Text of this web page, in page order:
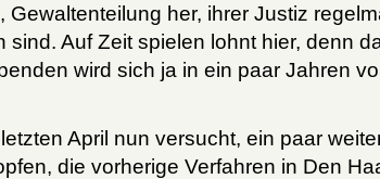
Gewaltenteilung her, ihrer Justiz
sind. Auf Zeit spielen lohnt hier, denn
wird sich ja in ein paar Jahren
April nun versucht, ein paar
die vorherige Verfahren in Den